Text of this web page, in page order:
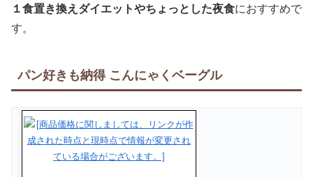
１食置き換えダイエットやちょっとした夜食におすすめで
す。
パン好きも納得 こんにゃくベーグル